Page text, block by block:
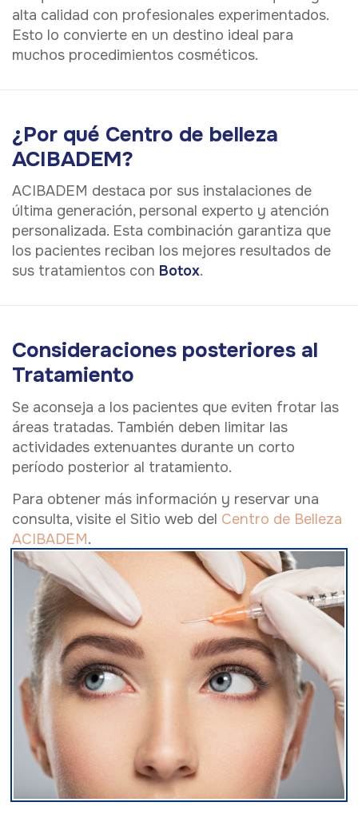
alta calidad con profesionales experimentados.
Esto lo convierte en un destino ideal para
muchos procedimientos cosméticos.
¿Por qué Centro de belleza
ACIBADEM?
ACIBADEM destaca por sus instalaciones de
última generación, personal experto y atención
personalizada. Esta combinación garantiza que
los pacientes reciban los mejores resultados de
sus tratamientos con Botox.
Consideraciones posteriores al
Tratamiento
Se aconseja a los pacientes que eviten frotar las
áreas tratadas. También deben limitar las
actividades extenuantes durante un corto
período posterior al tratamiento.
Para obtener más información y reservar una
consulta, visite el Sitio web del Centro de Belleza
ACIBADEM.